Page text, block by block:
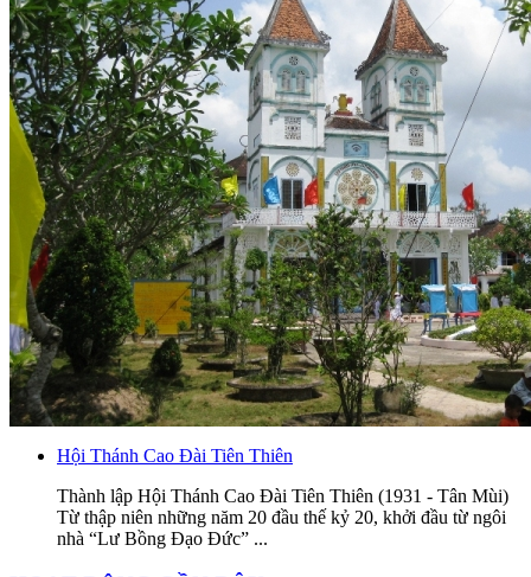
Hội Thánh Cao Đài Tiên Thiên
Thành lập Hội Thánh Cao Đài Tiên Thiên (1931 - Tân Mùi)
Từ thập niên những năm 20 đầu thế kỷ 20, khởi đầu từ ngôi
nhà “Lư Bồng Đạo Đức” ...